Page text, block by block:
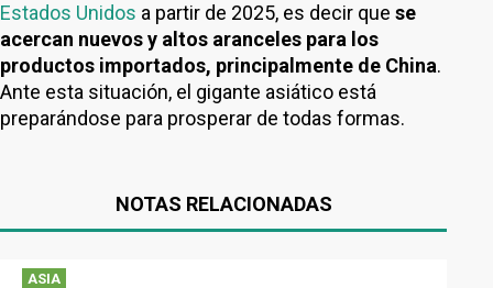
Estados Unidos a partir de 2025, es decir que se
acercan nuevos y altos aranceles para los
productos importados, principalmente de China.
Ante esta situación, el gigante asiático está
preparándose para prosperar de todas formas.
NOTAS RELACIONADAS
ASIA